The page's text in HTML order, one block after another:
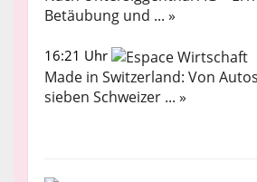
Betäubung und ... »
16:21 Uhr
Made in Switzerland: Von
sieben Schweizer ... »